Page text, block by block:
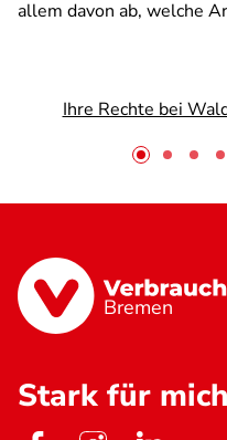
allem davon ab, welche
Ihre Rechte bei
Bremen
Stark für